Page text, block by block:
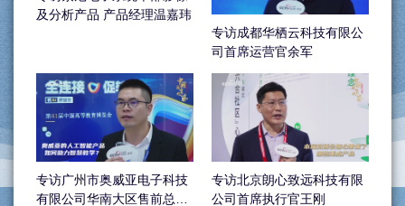
及分析产品 产品经理温嘉玮
专访成都华栖云科技有限公
司首席运营官余军
专访广州市奥威亚电子科技
有限公司华南大区售前总监
专访北京朗心致远科技有限
公司首席执行官王刚